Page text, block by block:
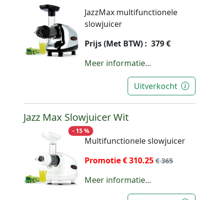
JazzMax multifunctionele
slowjuicer
Prijs (Met BTW) : 379 €
Meer informatie...
Uitverkocht
Jazz Max Slowjuicer Wit
- 15 %
Multifunctionele slowjuicer
Promotie € 310.25€ 365
Meer informatie...